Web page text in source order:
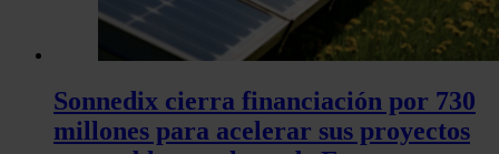
Sonnedix cierra financiación por 730
millones para acelerar sus proyectos